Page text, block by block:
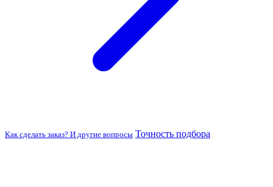
Как сделать заказ? И другие вопросы Точность подбора